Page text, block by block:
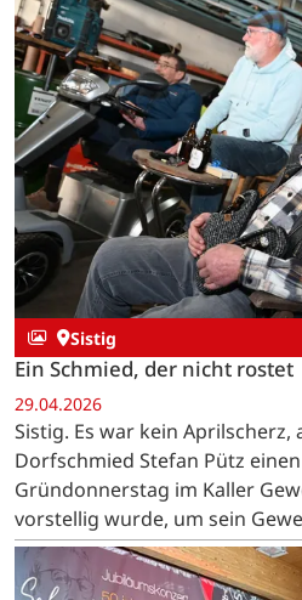
Sistig
Ein Schmied, der nicht rostet
29.04.2026
Sistig. Es war kein Aprilscherz,
Dorfschmied Stefan Pütz
Gründonnerstag im Kaller
vorstellig wurde, um sein